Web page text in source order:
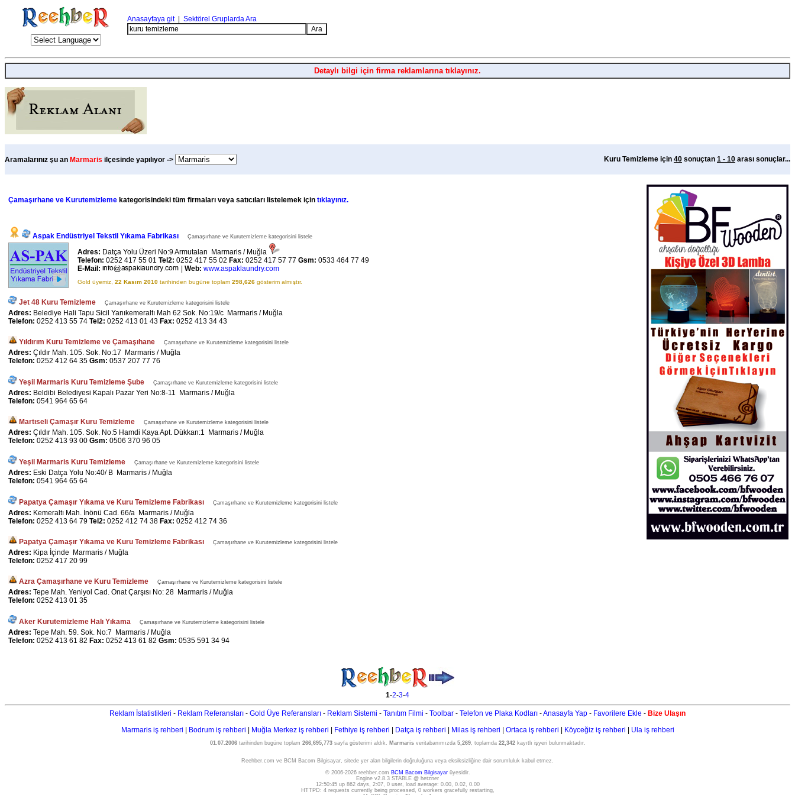
Anasayfaya git| Sektörel Gruplarda Ara
Detaylı bilgi için firma reklamlarına tıklayınız.
Aramalarınız şu an Marmaris ilçesinde yapılıyor -> Kuru Temizleme için 40 sonuçtan 1 - 10 arası sonuçlar...
Çamaşırhane ve Kurutemizleme kategorisindeki tüm firmaları veya satıcıları listelemek için tıklayınız.
Aspak Endüstriyel Tekstil Yıkama Fabrikası Çamaşırhane ve Kurutemizleme kategorisini listele
Adres: Datça Yolu Üzeri No:9 Armutalan Marmaris / Muğla
Telefon: 0252 417 55 01 Tel2: 0252 417 55 02 Fax: 0252 417 57 77 Gsm: 0533 464 77 49
E-Mail:
Web: www.aspaklaundry.com
Gold üyemiz, 22 Kasım 2010 tarihinden bugüne toplam 298,626 gösterim almıştır.
Jet 48 Kuru Temizleme Çamaşırhane ve Kurutemizleme kategorisini listele
Adres: Belediye Hali Tapu Sicil Yanıkemeraltı Mah 62 Sok. No:19/c Marmaris / Muğla
Telefon: 0252 413 55 74 Tel2: 0252 413 01 43 Fax: 0252 413 34 43
Yıldırım Kuru Temizleme ve Çamaşıhane Çamaşırhane ve Kurutemizleme kategorisini listele
Adres: Çıldır Mah. 105. Sok. No:17 Marmaris / Muğla
Telefon: 0252 412 64 35 Gsm: 0537 207 77 76
Yeşil Marmaris Kuru Temizleme Şube Çamaşırhane ve Kurutemizleme kategorisini listele
Adres: Beldibi Belediyesi Kapalı Pazar Yeri No:8-11 Marmaris / Muğla
Telefon: 0541 964 65 64
Martıseli Çamaşır Kuru Temizleme Çamaşırhane ve Kurutemizleme kategorisini listele
Adres: Çıldır Mah. 105. Sok. No:5 Hamdi Kaya Apt. Dükkan:1 Marmaris / Muğla
Telefon: 0252 413 93 00 Gsm: 0506 370 96 05
Yeşil Marmaris Kuru Temizleme Çamaşırhane ve Kurutemizleme kategorisini listele
Adres: Eski Datça Yolu No:40/ B Marmaris / Muğla
Telefon: 0541 964 65 64
Papatya Çamaşır Yıkama ve Kuru Temizleme Fabrikası Çamaşırhane ve Kurutemizleme kategorisini listele
Adres: Kemeraltı Mah. İnönü Cad. 66/a Marmaris / Muğla
Telefon: 0252 413 64 79 Tel2: 0252 412 74 38 Fax: 0252 412 74 36
Papatya Çamaşır Yıkama ve Kuru Temizleme Fabrikası Çamaşırhane ve Kurutemizleme kategorisini listele
Adres: Kipa İçinde Marmaris / Muğla
Telefon: 0252 417 20 99
Azra Çamaşırhane ve Kuru Temizleme Çamaşırhane ve Kurutemizleme kategorisini listele
Adres: Tepe Mah. Yeniyol Cad. Onat Çarşısı No: 28 Marmaris / Muğla
Telefon: 0252 413 01 35
Aker Kurutemizleme Halı Yıkama Çamaşırhane ve Kurutemizleme kategorisini listele
Adres: Tepe Mah. 59. Sok. No:7 Marmaris / Muğla
Telefon: 0252 413 61 82 Fax: 0252 413 61 82 Gsm: 0535 591 34 94
1-2-3-4
Reklam İstatistikleri - Reklam Referansları - Gold Üye Referansları - Reklam Sistemi - Tanıtım Filmi - Toolbar - Telefon ve Plaka Kodları -Anasayfa Yap - Favorilere Ekle - Bize Ulaşın
Marmaris iş rehberi
Bodrum iş rehberi Muğla Merkez iş rehberi Fethiye iş rehberi Datça iş rehberi Milas iş rehberi Ortaca iş rehberi Köyceğiz iş rehberi Ula iş rehberi
01.07.2006tarihinden bugüne toplam 266,695,773sayfa gösterimi aldık. Marmarisveritabanımızda 5,269, toplamda 22,342kayıtlı işyeri bulunmaktadır.
Reehber.com ve BCM Bacom Bilgisayar, sitede yer alan bilgilerin doğruluğuna veya eksiksizliğine dair sorumluluk kabul etmez.
© 2006-2026 reehber.com BCM Bacom Bilgisayarüyesidir.
Engine v2.8.3 STABLE @ hetzner
12:50:45 up 862 days, 2:07, 0 user, load average: 0.00, 0.02, 0.00
HTTPD: 4 requests currently being processed, 0 workers gracefully restarting,